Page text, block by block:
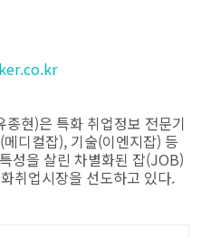
현)은 특화 취업정보 전문기
디컬잡), 기술(이엔지잡) 등
성을 살린 차별화된 잡(JOB)
취업시장을 선도하고 있다.